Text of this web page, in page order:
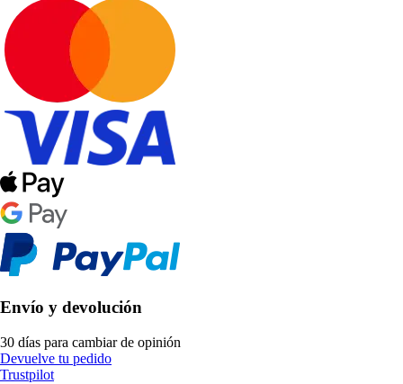
Envío y devolución
30 días para cambiar de opinión
Devuelve tu pedido
Trustpilot